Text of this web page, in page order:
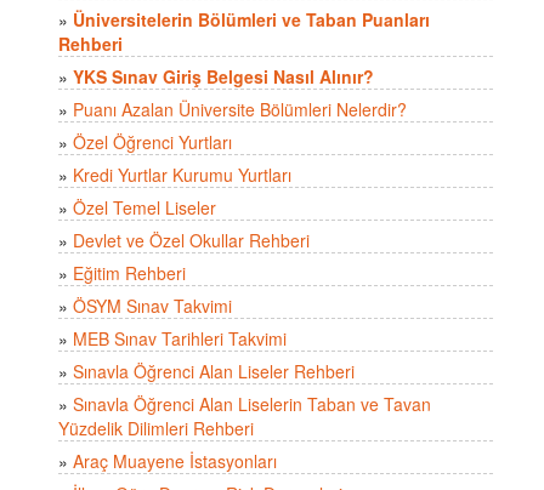
» Üniversitelerin Bölümleri ve Taban Puanları
Rehberi
» YKS Sınav Giriş Belgesi Nasıl Alınır?
» Puanı Azalan Üniversite Bölümleri Nelerdir?
» Özel Öğrenci Yurtları
» Kredi Yurtlar Kurumu Yurtları
» Özel Temel Liseler
» Devlet ve Özel Okullar Rehberi
» Eğitim Rehberi
» ÖSYM Sınav Takvimi
» MEB Sınav Tarihleri Takvimi
» Sınavla Öğrenci Alan Liseler Rehberi
» Sınavla Öğrenci Alan Liselerin Taban ve Tavan
Yüzdelik Dilimleri Rehberi
» Araç Muayene İstasyonları